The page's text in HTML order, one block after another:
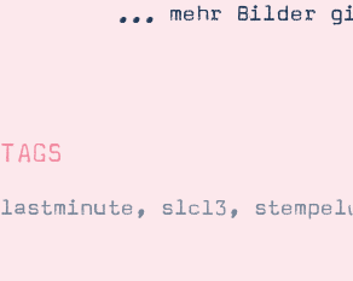
... mehr Bilder
TAGS
lastminute, slc13,